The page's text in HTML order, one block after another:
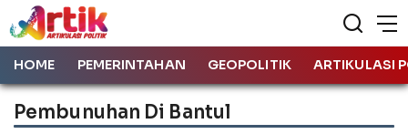
HOME PEMERINTAHAN GEOPOLITIK ARTIKULASI
Pembunuhan Di Bantul